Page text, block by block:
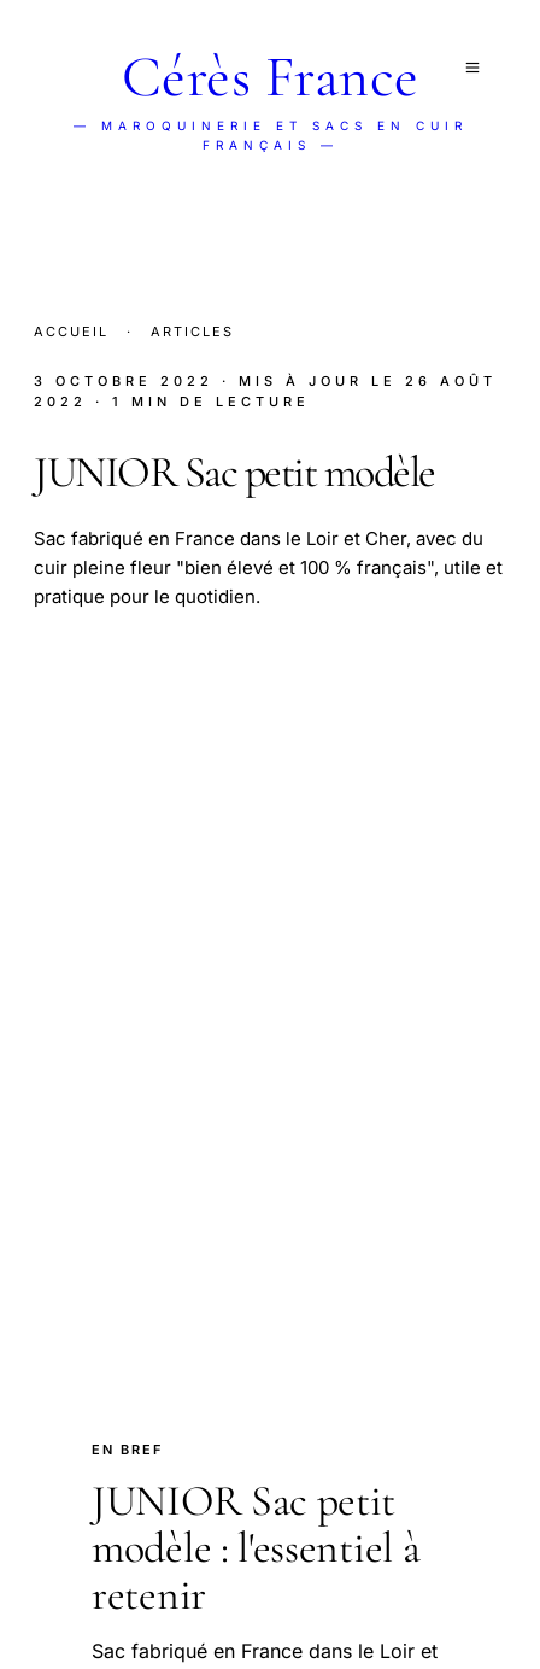
Cérès France
— MAROQUINERIE ET SACS EN CUIR
FRANÇAIS —
ACCUEIL · ARTICLES
3 OCTOBRE 2022 · MIS À JOUR LE 26 AOÛT
2022
· 1 MIN DE LECTURE
JUNIOR Sac petit modèle
Sac fabriqué en France dans le Loir et Cher, avec du
cuir pleine fleur "bien élevé et 100 % français", utile et
pratique pour le quotidien.
EN BREF
JUNIOR Sac petit
modèle : l'essentiel à
retenir
Sac fabriqué en France dans le Loir et